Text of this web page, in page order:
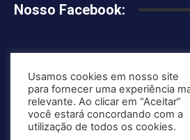
Nosso Facebook:
Mapa do site
Política de Privacidade
Usamos cookies em nosso site
para fornecer uma experiência
relevante. Ao clicar em “Aceitar”
você estará concordando com a
utilização de todos os cookies.